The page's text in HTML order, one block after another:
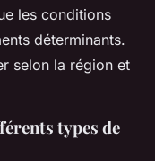
les conditions
déterminants.
selon la région et
types de